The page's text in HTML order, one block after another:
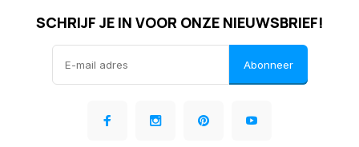
SCHRIJF JE IN VOOR ONZE NIEUWSBRIEF!
Abonneer